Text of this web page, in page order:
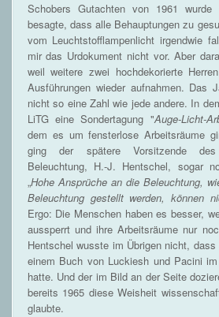
Schobers Gutachten von 1961 wurde
besagte, dass alle Behauptungen zu
vom Leuchtstofflampenlicht irgendwie
mir das Urdokument nicht vor. Aber
weil weitere zwei hochdekorierte
Ausführungen wieder aufnahmen. Das
nicht so eine Zahl wie jede andere. In
LiTG eine Sondertagung "Auge-Licht-
dem es um fensterlose Arbeitsräume
ging der spätere Vorsitzende des
Beleuchtung, H.-J. Hentschel, sogar
„Hohe Ansprüche an die Beleuchtung,
Beleuchtung gestellt werden, können
Ergo: Die Menschen haben es besser,
aussperrt und ihre Arbeitsräume nur
Hentschel wusste im Übrigen nicht,
einem Buch von Luckiesh und Pacini
hatte. Und der im Bild an der Seite
bereits 1965 diese Weisheit
glaubte.